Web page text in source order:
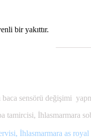
bir yakıttır.
baca sensörü değişimi
tamircisi, İhlasmarmara
İhlasmarmara as